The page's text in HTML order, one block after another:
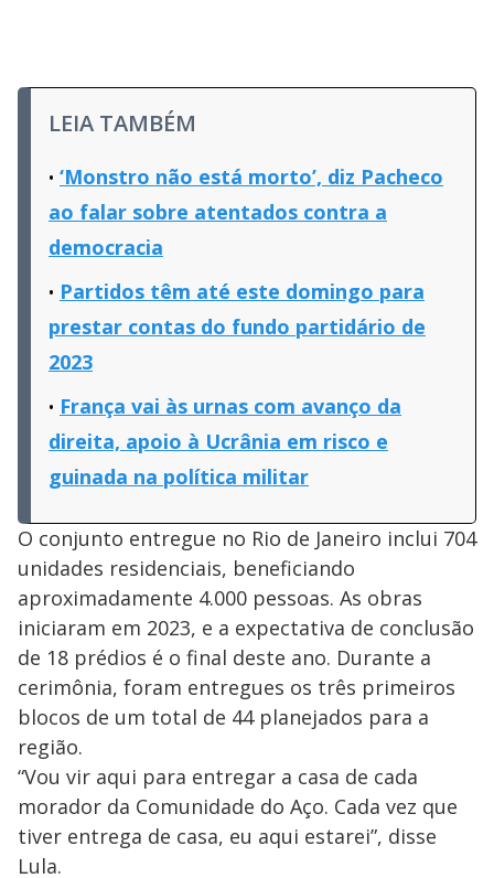
LEIA TAMBÉM
‘Monstro não está morto’, diz Pacheco
ao falar sobre atentados contra a
democracia
Partidos têm até este domingo para
prestar contas do fundo partidário de
2023
França vai às urnas com avanço da
direita, apoio à Ucrânia em risco e
guinada na política militar
O conjunto entregue no Rio de Janeiro inclui 704
unidades residenciais, beneficiando
aproximadamente 4.000 pessoas. As obras
iniciaram em 2023, e a expectativa de conclusão
de 18 prédios é o final deste ano. Durante a
cerimônia, foram entregues os três primeiros
blocos de um total de 44 planejados para a
região.
“Vou vir aqui para entregar a casa de cada
morador da Comunidade do Aço. Cada vez que
tiver entrega de casa, eu aqui estarei”, disse
Lula.